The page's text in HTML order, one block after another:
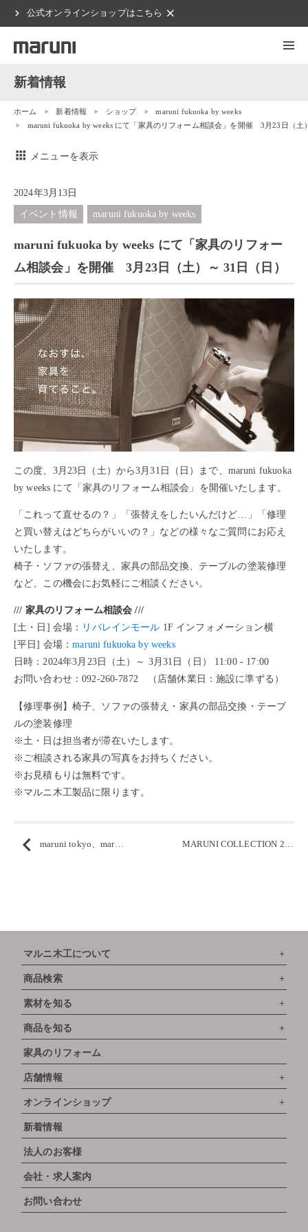
chevron_right 公式オンラインショップはこちら clear
新着情報
ホーム 新着情報 ショップ
maruni fukuoka by weeks
maruni fukuoka by weeks にて「家具のリフォーム相談会」を開催 3月23日（土
apps メニューを表示
2024年3月13日
イベント情報
maruni fukuoka by weeks
maruni fukuoka by weeks にて「家具のリフォー
ム相談会」を開催 3月23日（土）～ 31日（日）
この度、3月23日（土）から3月31日（日）まで、maruni fukuoka
by weeks にて「家具のリフォーム相談会」を開催いたします。
「これって直せるの？」「張替えをしたいんだけど…」「修理
と買い替えはどちらがいいの？」などの様々なご質問にお応え
いたします。
椅子・ソファの張替え、家具の部品交換、テーブルの塗装修理
など、この機会にお気軽にご相談ください。
/// 家具のリフォーム相談会 ///
[土・日] 会場： リバレインモール 1F インフォメーション横
[平日] 会場：maruni fukuoka by weeks
日時：2024年3月23日（土）～ 3月31日（日） 11:00 - 17:00
お問い合わせ：092-260-7872 （店舗休業日：施設に準ずる）
【修理事例】椅子、ソファの張替え・家具の部品交換・テーブ
ルの塗装修理
※土・日は担当者が滞在いたします。
※ご相談される家具の写真をお持ちください。
※お見積もりは無料です。
※マルニ木工製品に限ります。
maruni tokyo、maruni ONLINE SHOPにて「春の新生活 キャンペーン」開催中
マルニ木工について
商品検索
素材を知る
商品を知る
家具のリフォーム
店舗情報
オンラインショップ
新着情報
法人のお客様
会社・求人案内
お問い合わせ